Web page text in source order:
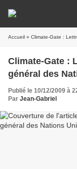
Accueil » Climate-Gate :
Climate-Gate :
général des
Publié le 10/12/2009 à
Par Jean-Gabriel